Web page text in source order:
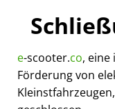
e-scooter.co,
Förderung von